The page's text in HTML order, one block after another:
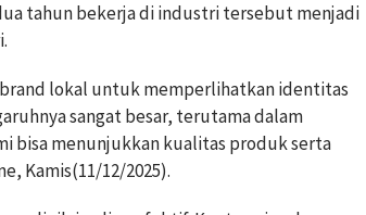
tahun bekerja di industri tersebut menjadi
lokal untuk memperlihatkan identitas
sangat besar, terutama dalam
bisa menunjukkan kualitas produk serta
Kamis(11/12/2025).